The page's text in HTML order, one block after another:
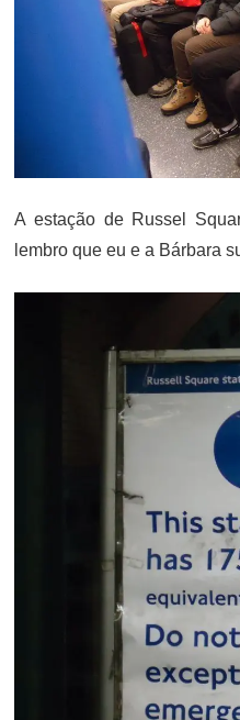
A estação de Russel
lembro que eu e a Bárbara